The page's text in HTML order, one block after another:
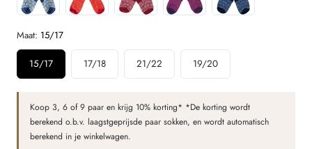
Maat: 15/17
15/17 17/18 21/22 19/20
Koop 3, 6 of 9 paar en krijg 10% korting* *De korting wordt
berekend o.b.v. laagstgeprijsde paar sokken, en wordt automatisch
berekend in je winkelwagen.